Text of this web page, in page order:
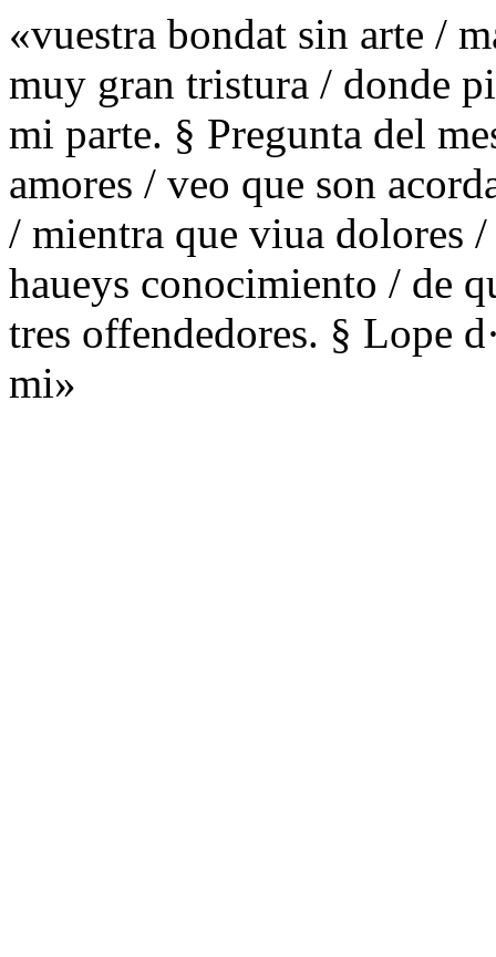
«vuestra bondat sin arte /
muy gran tristura / donde
mi parte. § Pregunta del
amores / veo que son
/ mientra que viua dolores
haueys conocimiento / de
tres offendedores. § Lope
mi»